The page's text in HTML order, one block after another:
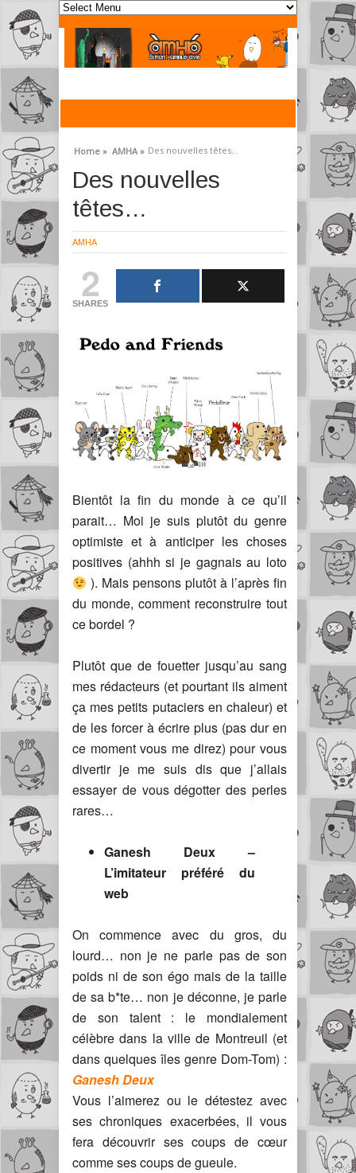
Home » AMHA » Des nouvelles têtes…
Des nouvelles
têtes…
AMHA
2
SHARES
Bientôt la fin du monde à ce qu’il
parait… Moi je suis plutôt du genre
optimiste et à anticiper les choses
positives (ahhh si je gagnais au loto
). Mais pensons plutôt à l’après fin
du monde, comment reconstruire tout
ce bordel ?
Plutôt que de fouetter jusqu’au sang
mes rédacteurs (et pourtant ils aiment
ça mes petits putaciers en chaleur) et
de les forcer à écrire plus (pas dur en
ce moment vous me direz) pour vous
divertir je me suis dis que j’allais
essayer de vous dégotter des perles
rares…
Ganesh Deux –
L’imitateur préféré du
web
On commence avec du gros, du
lourd… non je ne parle pas de son
poids ni de son égo mais de la taille
de sa b*te… non je déconne, je parle
de son talent : le mondialement
célèbre dans la ville de Montreuil (et
dans quelques îles genre Dom-Tom) :
Ganesh Deux
Vous l’aimerez ou le détestez avec
ses chroniques exacerbées, il vous
fera découvrir ses coups de cœur
comme ses coups de gueule.